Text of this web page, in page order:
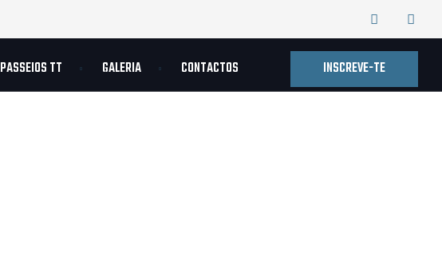
PASSEIOS TT GALERIA CONTACTOS INSCREVE-TE